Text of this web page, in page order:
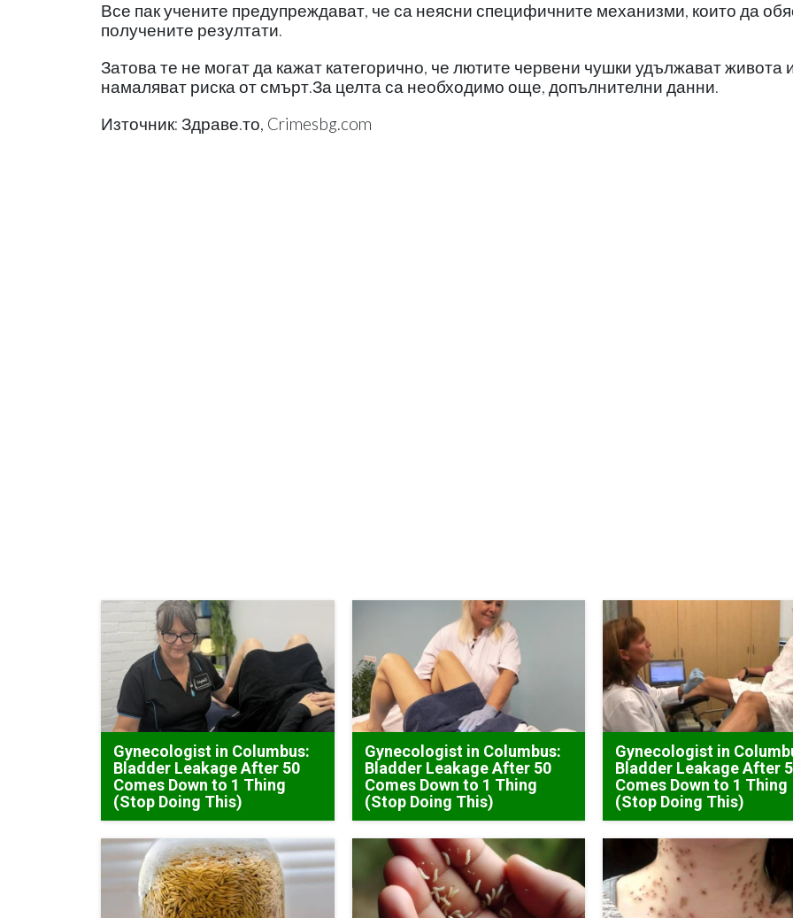
Все пак учените предупреждават, че са неясни специфичните механизми, които да
получените резултати.
Затова те не могат да кажат категорично, че лютите червени чушки удължават живота
намаляват риска от смърт.За целта са необходимо още, допълнителни данни.
Източник: Здраве.то, Crimesbg.com
Gynecologist in Columbus:
Bladder Leakage After 50
Comes Down to 1 Thing
(Stop Doing This)
Gynecologist in Columbus:
Bladder Leakage After 50
Comes Down to 1 Thing
(Stop Doing This)
Gynecologist in
Bladder Leakage After
Comes Down to 1 Thing
(Stop Doing This)